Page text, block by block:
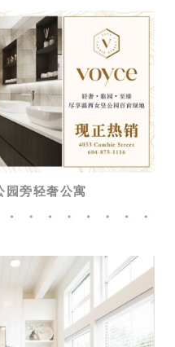
园旁轻奢公寓